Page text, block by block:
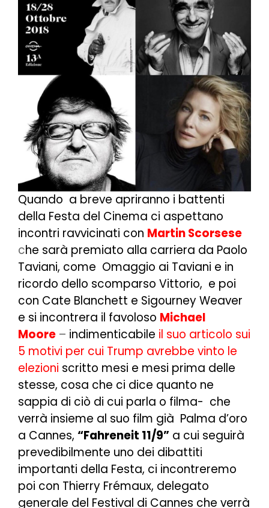
Quando a breve apriranno i battenti
della Festa del Cinema ci aspettano
incontri ravvicinati con Martin Scorsese
che sarà premiato alla carriera da Paolo
Taviani, come Omaggio ai Taviani e in
ricordo dello scomparso Vittorio, e poi
con Cate Blanchett e Sigourney Weaver
e si incontrera il favoloso Michael
Moore – indimenticabile il suo articolo sui
5 motivi per cui Trump avrebbe vinto le
elezioni scritto mesi e mesi prima delle
stesse, cosa che ci dice quanto ne
sappia di ciò di cui parla o filma- che
verrà insieme al suo film già Palma d’oro
a Cannes, “Fahreneit 11/9” a cui seguirà
prevedibilmente uno dei dibattiti
importanti della Festa, ci incontreremo
poi con Thierry Frémaux, delegato
generale del Festival di Cannes che verrà